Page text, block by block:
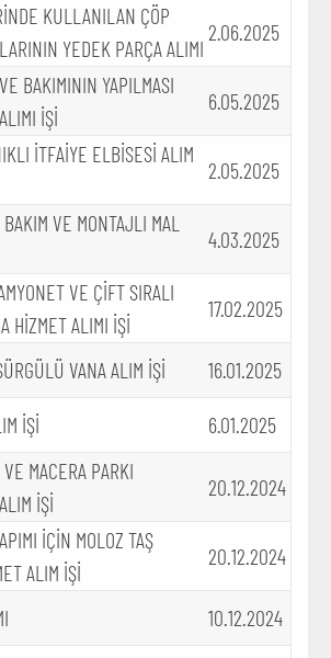
KULLANILAN ÇÖP
YEDEK PARÇA ALIMI
2.06.2025
BAKIMININ YAPILMASI
İŞİ
6.05.2025
İTFAİYE ELBİSESİ ALIM
2.05.2025
VE MONTAJLI MAL
4.03.2025
VE ÇİFT SIRALI
HİZMET ALIMI İŞİ
17.02.2025
VANA ALIM İŞİ 16.01.2025
İŞİ
6.01.2025
MACERA PARKI
İŞİ
20.12.2024
İÇİN MOLOZ TAŞ
ALIM İŞİ
20.12.2024
10.12.2024